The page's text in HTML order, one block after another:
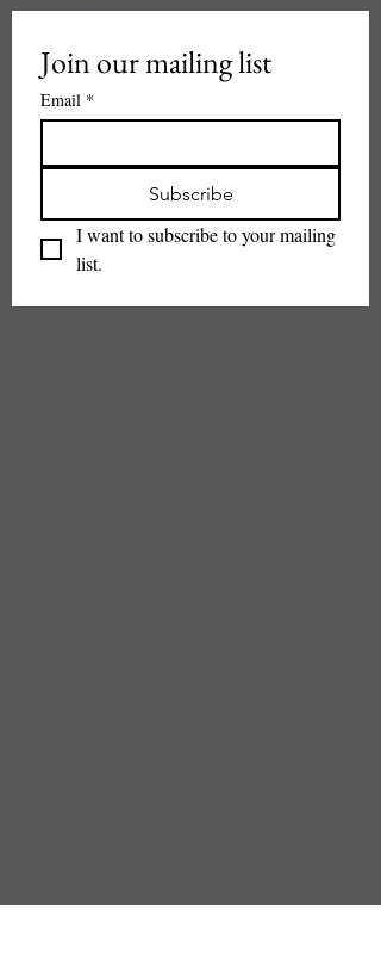
Join our mailing list
Email *
Subscribe
I want to subscribe to your mailing
list.